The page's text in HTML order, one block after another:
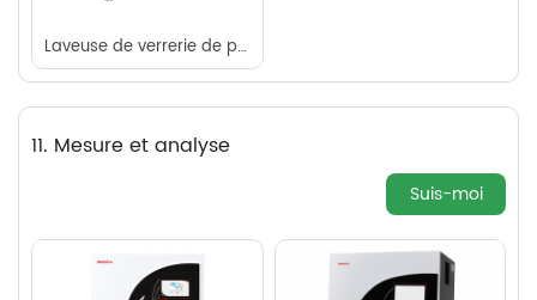
Laveuse de verrerie de paillasse
11. Mesure et analyse
Suis-moi